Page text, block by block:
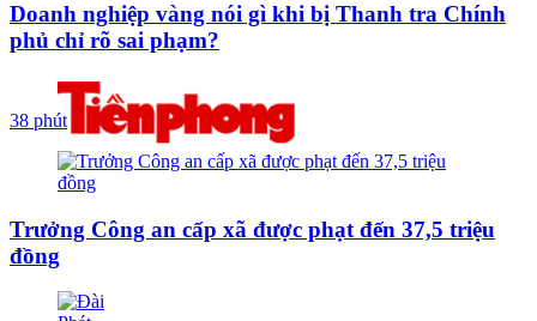
Doanh nghiệp vàng nói gì khi bị Thanh tra Chính
phủ chỉ rõ sai phạm?
38 phút
Trưởng Công an cấp xã được phạt đến 37,5 triệu
đồng